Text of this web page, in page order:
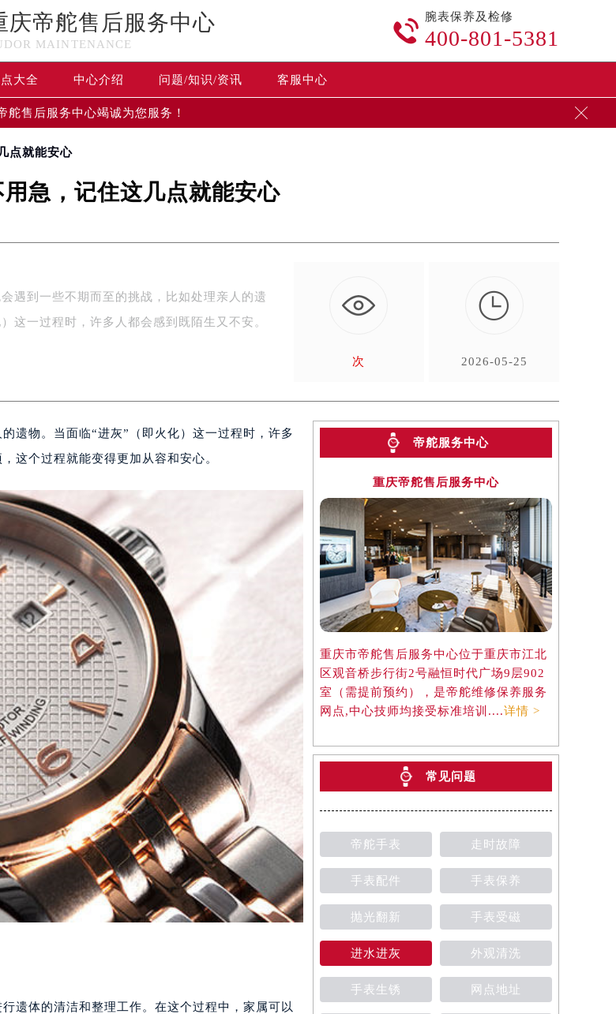
庆帝舵售后服务中心
MAINTENANCE

腕表保养及检修
400-801-5381
大全 中心介绍 问题/知识/资讯 客服中心
舵售后服务中心竭诚为您服务！ 
点就能安心
急，记住这几点就能安心
遇到一些不期而至的挑战，比如处理亲人的遗
这一过程时，许多人都会感到既陌生又不安。
次

2026-05-25
遗物。当面临“进灰”（即火化）这一过程时，许多
这个过程就能变得更加从容和安心。
遗体的清洁和整理工作。在这个过程中，家属可以
帝舵服务中心
重庆帝舵售后服务中心
重庆市帝舵售后服务中心位于重庆市江北
区观音桥步行街2号融恒时代广场9层902
室（需提前预约），是帝舵维修保养服务
网点,中心技师均接受标准培训....详情 >
常见问题
帝舵手表 走时故障
手表配件 手表保养
抛光翻新 手表受磁
进水进灰 外观清洗
手表生锈 网点地址